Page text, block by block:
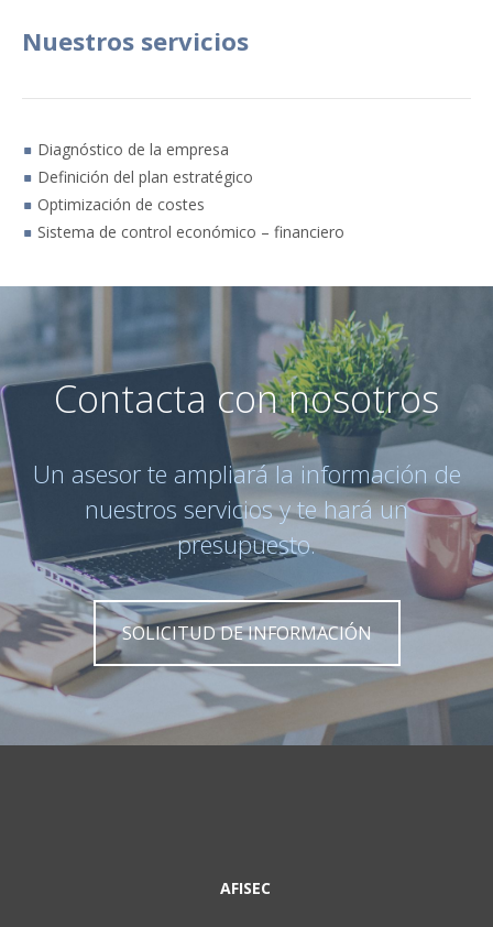
Nuestros servicios
Diagnóstico de la empresa
Definición del plan estratégico
Optimización de costes
Sistema de control económico – financiero
Contacta con nosotros
Un asesor te ampliará la información de
nuestros servicios y te hará un
presupuesto.
SOLICITUD DE INFORMACIÓN
AFISEC